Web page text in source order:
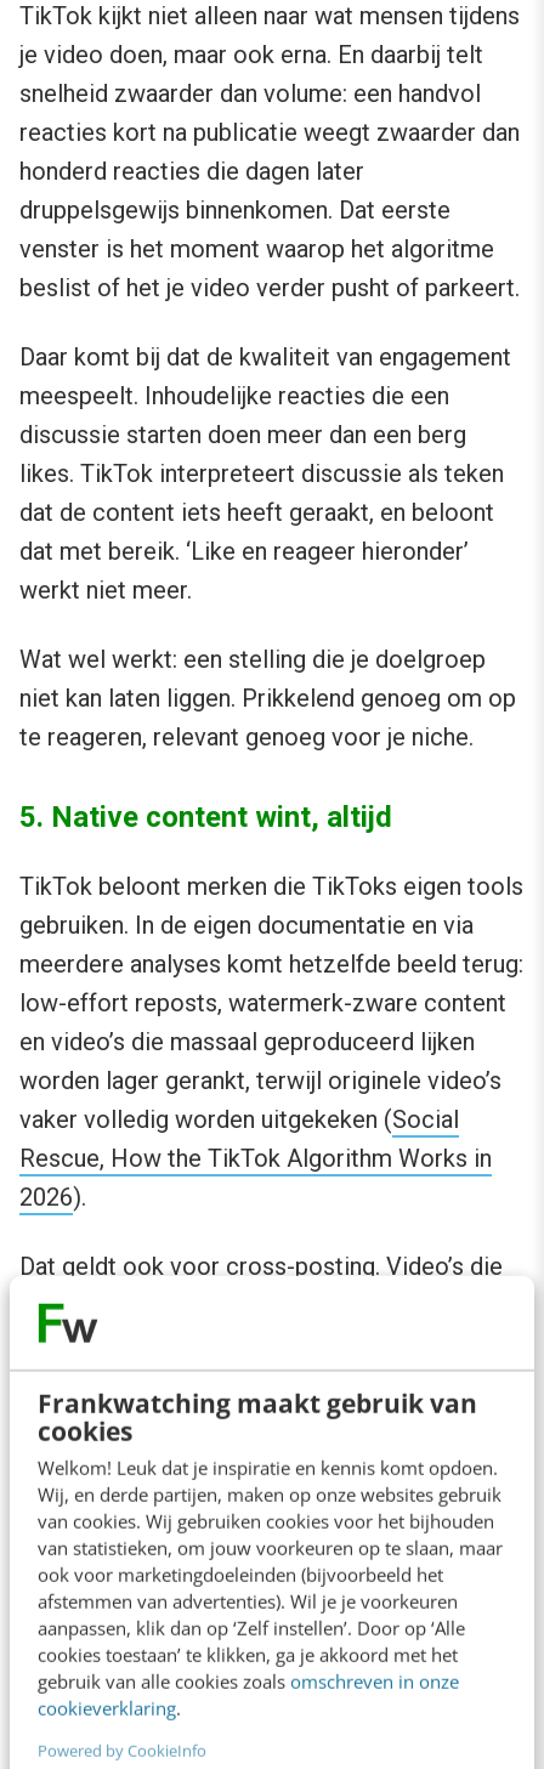
Frankwatching maakt gebruik van
cookies
Welkom! Leuk dat je inspiratie en kennis komt opdoen.
Wij, en derde partijen, maken op onze websites gebruik
van cookies. Wij gebruiken cookies voor het bijhouden
van statistieken, om jouw voorkeuren op te slaan, maar
ook voor marketingdoeleinden (bijvoorbeeld het
afstemmen van advertenties). Wil je je voorkeuren
aanpassen, klik dan op ‘Zelf instellen’. Door op ‘Alle
cookies toestaan’ te klikken, ga je akkoord met het
gebruik van alle cookies zoals omschreven in onze
cookieverklaring.
Powered by CookieInfo
TikTok kijkt niet alleen naar wat mensen tijdens
je video doen, maar ook erna. En daarbij telt
snelheid zwaarder dan volume: een handvol
reacties kort na publicatie weegt zwaarder dan
honderd reacties die dagen later
druppelsgewijs binnenkomen. Dat eerste
venster is het moment waarop het algoritme
beslist of het je video verder pusht of parkeert.
Daar komt bij dat de kwaliteit van engagement
meespeelt. Inhoudelijke reacties die een
discussie starten doen meer dan een berg
likes. TikTok interpreteert discussie als teken
dat de content iets heeft geraakt, en beloont
dat met bereik. ‘Like en reageer hieronder’
werkt niet meer.
Wat wel werkt: een stelling die je doelgroep
niet kan laten liggen. Prikkelend genoeg om op
te reageren, relevant genoeg voor je niche.
5. Native content wint, altijd
TikTok beloont merken die TikToks eigen tools
gebruiken. In de eigen documentatie en via
meerdere analyses komt hetzelfde beeld terug:
low-effort reposts, watermerk-zware content
en video’s die massaal geproduceerd lijken
worden lager gerankt, terwijl originele video’s
vaker volledig worden uitgekeken (Social
Rescue, How the TikTok Algorithm Works in
2026).
Dat geldt ook voor cross-posting. Video’s die
duidelijk van een ander platform komen, via
aspect ratio, ondertitelstijl of een zichtbaar
structureel slechter. Bewerk dus in de app.
Gebruik TikToks eigen tekstanimaties, Q&A-
stickers en video-reply features. Die laatste is
bijzonder waardevol: een video-antwoord op
een reactie wordt niet alleen aan die
reageerder getoond, maar aan iedereen met
interesse in het onderwerp. Merken die video-
repliesconsequent inzetten houden de